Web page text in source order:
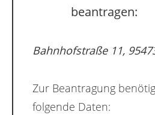
beantragen:
Bahnhofstraße 11,
Zur Beantragung
folgende Daten: